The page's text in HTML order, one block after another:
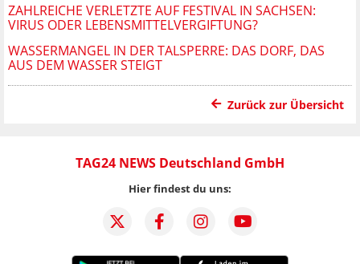
ZAHLREICHE VERLETZTE AUF FESTIVAL IN SACHSEN:
VIRUS ODER LEBENSMITTELVERGIFTUNG?
WASSERMANGEL IN DER TALSPERRE: DAS DORF, DAS
AUS DEM WASSER STEIGT
Zurück zur Übersicht
TAG24 NEWS Deutschland GmbH
Hier findest du uns: